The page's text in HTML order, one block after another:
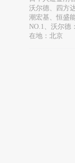
沃尔德、四方
潮宏基、恒盛
NO.1、沃尔德
在地：北京